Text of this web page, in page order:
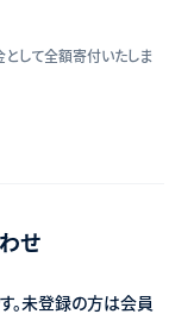
して全額寄付いたしま
せ
。未登録の方は会員